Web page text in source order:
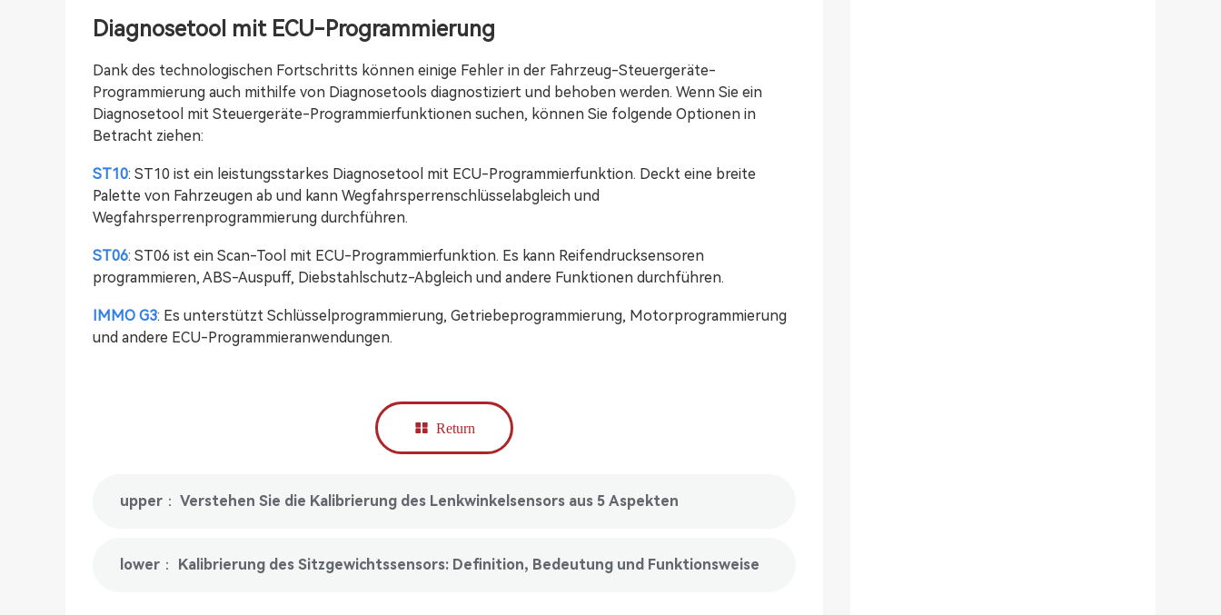
Diagnosetool mit ECU-Programmierung
Dank des technologischen Fortschritts können einige Fehler in der Fahrzeug-Steuergeräte-
Programmierung auch mithilfe von Diagnosetools diagnostiziert und behoben werden. Wenn Sie ein
Diagnosetool mit Steuergeräte-Programmierfunktionen suchen, können Sie folgende Optionen in
Betracht ziehen:
ST10: ST10 ist ein leistungsstarkes Diagnosetool mit ECU-Programmierfunktion. Deckt eine breite
Palette von Fahrzeugen ab und kann Wegfahrsperrenschlüsselabgleich und
Wegfahrsperrenprogrammierung durchführen.
ST06: ST06 ist ein Scan-Tool mit ECU-Programmierfunktion. Es kann Reifendrucksensoren
programmieren, ABS-Auspuff, Diebstahlschutz-Abgleich und andere Funktionen durchführen.
IMMO G3: Es unterstützt Schlüsselprogrammierung, Getriebeprogrammierung, Motorprogrammierung
und andere ECU-Programmieranwendungen.
Return
upper： Verstehen Sie die Kalibrierung des Lenkwinkelsensors aus 5 Aspekten
lower： Kalibrierung des Sitzgewichtssensors: Definition, Bedeutung und Funktionsweise